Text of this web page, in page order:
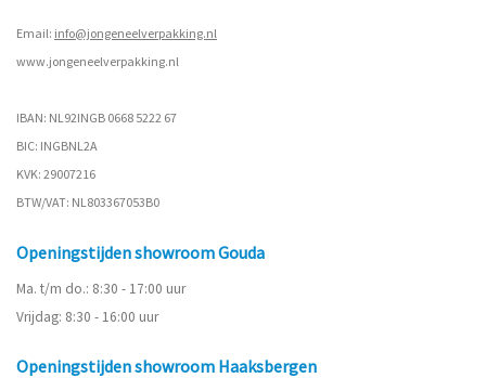
Email: info@jongeneelverpakking.nl
www.jongeneelverpakking.nl
IBAN: NL92INGB 0668 5222 67
BIC: INGBNL2A
KVK: 29007216
BTW/VAT: NL803367053B0
Openingstijden showroom Gouda
Ma. t/m do.: 8:30 - 17:00 uur
Vrijdag: 8:30 - 16:00 uur
Openingstijden showroom Haaksbergen